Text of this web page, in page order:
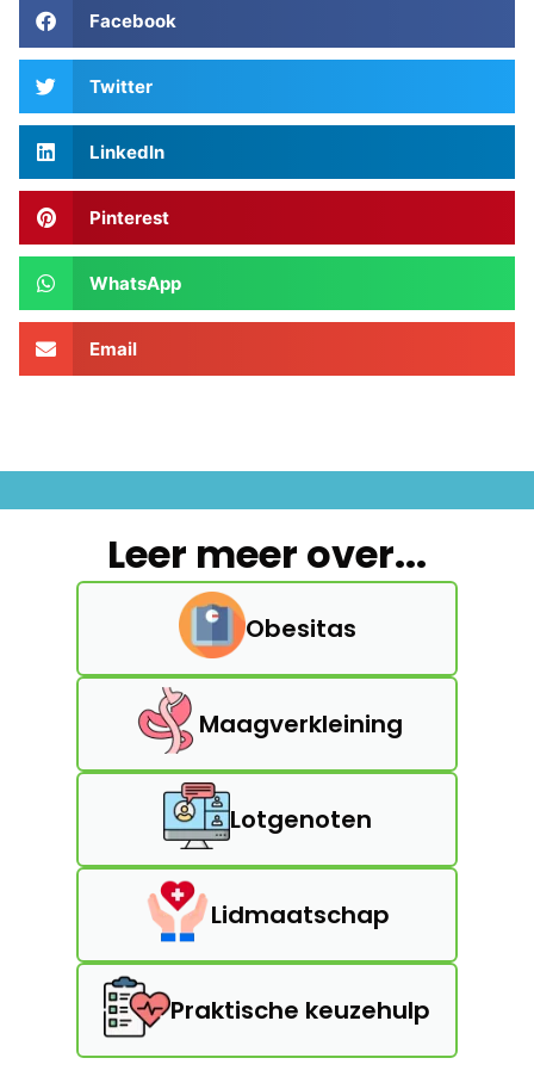
Facebook
Twitter
LinkedIn
Pinterest
WhatsApp
Email
Leer meer over...
Obesitas
Maagverkleining
Lotgenoten
Lidmaatschap
Praktische keuzehulp